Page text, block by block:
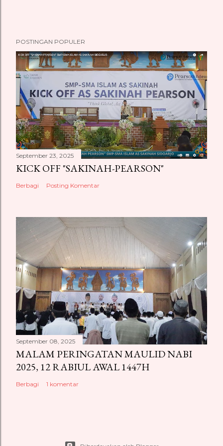
POSTINGAN POPULER
September 23, 2025
KICK OFF "SAKINAH-PEARSON"
Berbagi Posting Komentar
September 08, 2025
MALAM PERINGATAN MAULID NABI
2025, 12 RABIUL AWAL 1447H
Berbagi 1 komentar